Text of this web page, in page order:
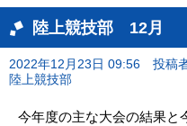
陸上競技部 12月
2022年12月23日 09:56 投稿
陸上競技部
今年度の主な大会の結果と